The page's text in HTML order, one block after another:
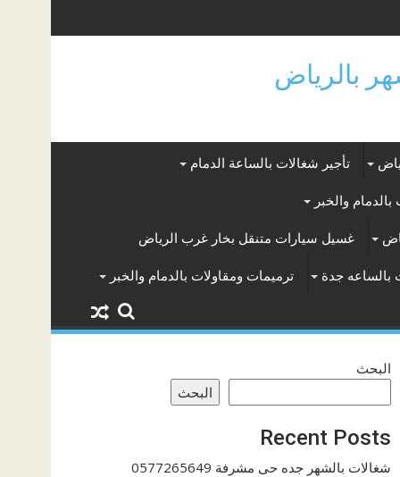
تأجير شغالات بالساعة الدمام
والخبر
غسيل سيارات متنقل بخار غرب الرياض
بالساعه جدة ترميمات ومقاولات بالدمام والخبر
البحث
البحث
Recent Posts
شغالات بالشهر جده حى مشرفة 0577265649